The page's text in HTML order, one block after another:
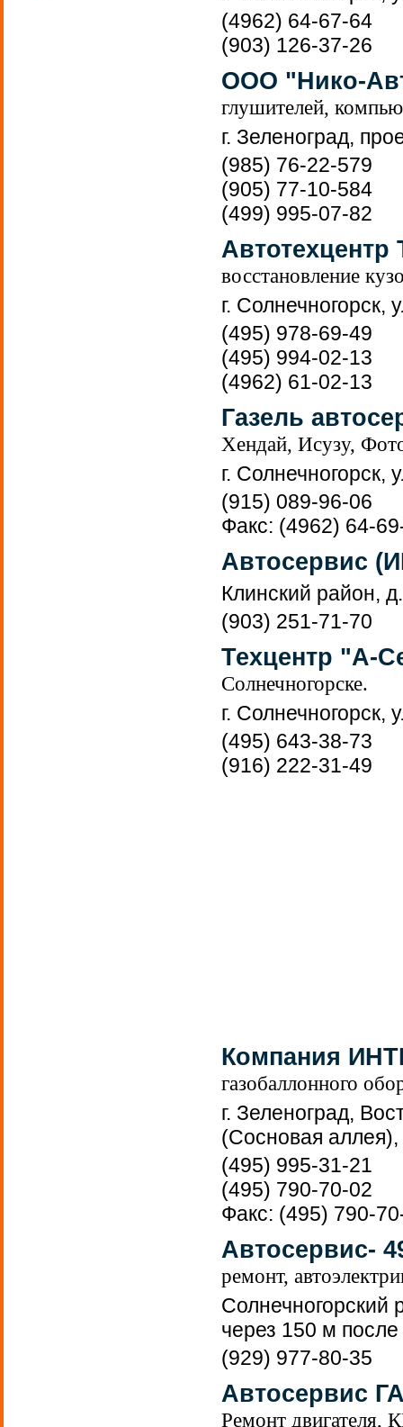
(4962) 64-67-64
(903) 126-37-26
ООО "Нико-
глушителей,
г. Зеленоград,
(985) 76-22-579
(905) 77-10-584
(499) 995-07-82
Автотехцентр
восстановление
г. Солнечногорск,
(495) 978-69-49
(495) 994-02-13
(4962) 61-02-13
Газель
Хендай, Исузу,
г. Солнечногорск,
(915) 089-96-06
Факс: (4962) 64-
Автосервис
Клинский район,
(903) 251-71-70
Техцентр "А-
Солнечногорске.
г. Солнечногорск,
(495) 643-38-73
(916) 222-31-49
Компания
газобаллонного
г. Зеленоград,
(Сосновая
(495) 995-31-21
(495) 790-70-02
Факс: (495) 790-
Автосервис-
ремонт,
Солнечногорский
через 150 м
(929) 977-80-35
Автосервис
Ремонт двигателя,